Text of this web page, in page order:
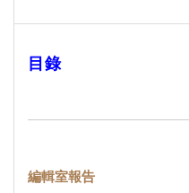
目錄
編輯室報告